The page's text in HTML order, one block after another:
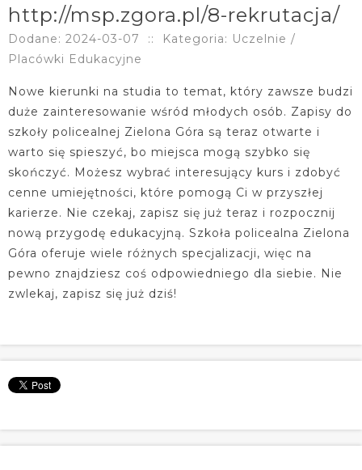
http://msp.zgora.pl/8-rekrutacja/
Dodane: 2024-03-07 ::
Kategoria: Uczelnie /
Placówki Edukacyjne
Nowe kierunki na studia to temat, który zawsze budzi
duże zainteresowanie wśród młodych osób. Zapisy do
szkoły policealnej Zielona Góra są teraz otwarte i
warto się spieszyć, bo miejsca mogą szybko się
skończyć. Możesz wybrać interesujący kurs i zdobyć
cenne umiejętności, które pomogą Ci w przyszłej
karierze. Nie czekaj, zapisz się już teraz i rozpocznij
nową przygodę edukacyjną. Szkoła policealna Zielona
Góra oferuje wiele różnych specjalizacji, więc na
pewno znajdziesz coś odpowiedniego dla siebie. Nie
zwlekaj, zapisz się już dziś!